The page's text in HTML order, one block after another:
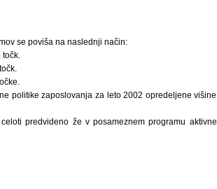
se poviša na naslednji način:
politike zaposlovanja za leto 2002 opredeljene višine
predvideno že v posameznem programu aktivne